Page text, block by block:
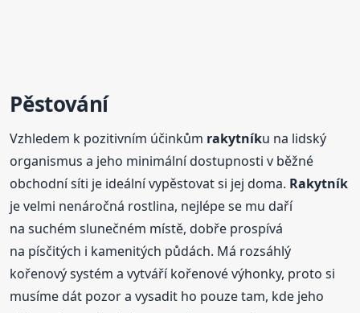
Pěstování
Vzhledem k pozitivním účinkům rakytníku na lidský
organismus a jeho minimální dostupnosti v běžné
obchodní síti je ideální vypěstovat si jej doma. Rakytník
je velmi nenáročná rostlina, nejlépe se mu daří
na suchém slunečném místě, dobře prospívá
na písčitých i kamenitých půdách. Má rozsáhlý
kořenový systém a vytváří kořenové výhonky, proto si
musíme dát pozor a vysadit ho pouze tam, kde jeho